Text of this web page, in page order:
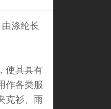
涤纶长
使其具有
作各类服
克衫、雨